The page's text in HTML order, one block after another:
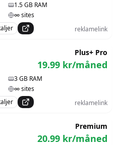
1.5GB RAM
∞sites
reklamelink
Plus+ Pro
19.99 kr/måned
3GB RAM
∞sites
reklamelink
Premium
20.99 kr/måned